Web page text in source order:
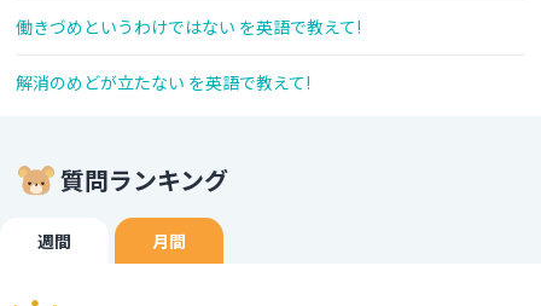
働きづめというわけではない を英語で教えて!
解消のめどが立たない を英語で教えて!
質問ランキング
週間 月間